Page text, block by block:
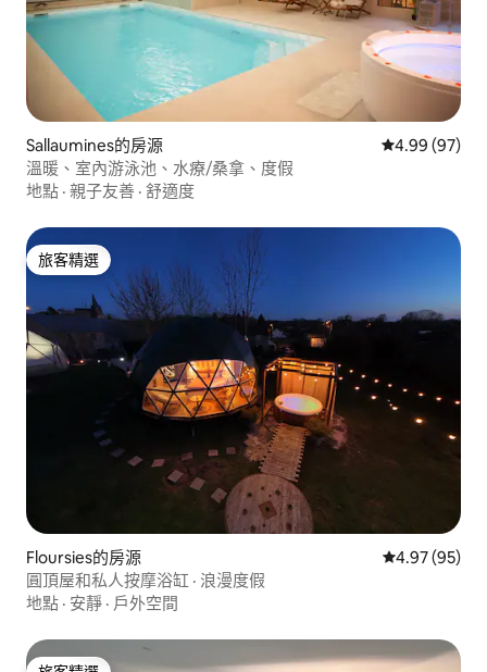
Sallaumines的房源 從 97 則評價
4.99 (97)
溫暖、室內游泳池、水療/桑拿、度假
地點 · 親子友善 · 舒適度
旅客精選
旅客精選
Floursies的房源 從 95 則評價
4.97 (95)
圓頂屋和私人按摩浴缸 · 浪漫度假
地點 · 安靜 · 戶外空間